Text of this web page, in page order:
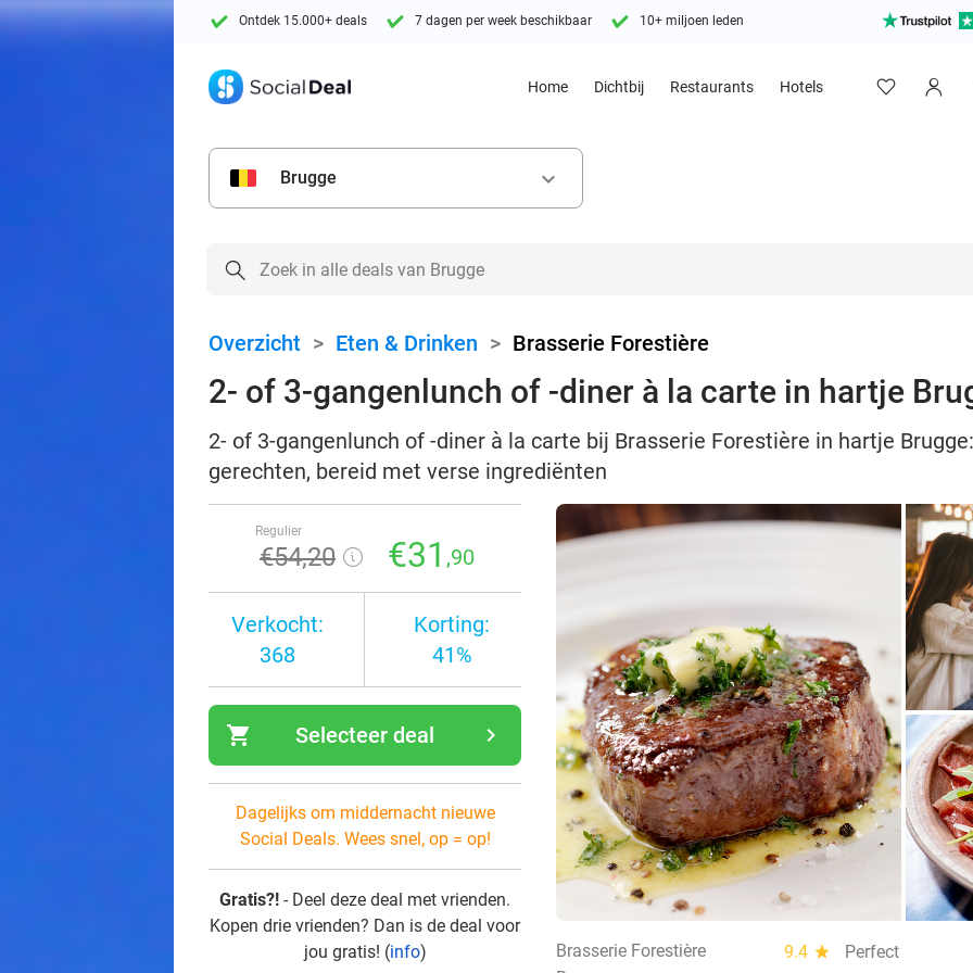
Ontdek 15.000+ deals 7 dagen per week beschikbaar 10+ miljoen leden
Home Dichtbij Restaurants Hotels
Brugge keyboard_arrow_down
Overzicht > Eten & Drinken > Brasserie Forestière
2- of 3-gangenlunch of -diner à la carte in hartje
2- of 3-gangenlunch of -diner à la carte bij Brasserie Forestière in hartje
gerechten, bereid met verse ingrediënten
Regulier
€54,20 €31 ,90
Verkocht:
368
Korting:
41%
shopping_cart navigate_next
Selecteer deal
Dagelijks om middernacht nieuwe
Social Deals. Wees snel, op = op!
Gratis?! - Deel deze deal met vrienden.
Kopen drie vrienden? Dan is de deal voor
jou gratis! (info) Brasserie Forestière 9.4 star
Perfect